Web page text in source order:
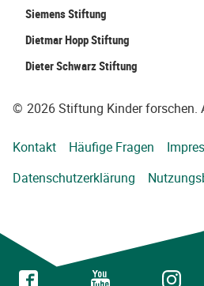
Siemens Stiftung
Dietmar Hopp Stiftung
Dieter Schwarz Stiftung
© 2026 Stiftung Kinder forschen.
Kontakt Häufige Fragen
Datenschutzerklärung